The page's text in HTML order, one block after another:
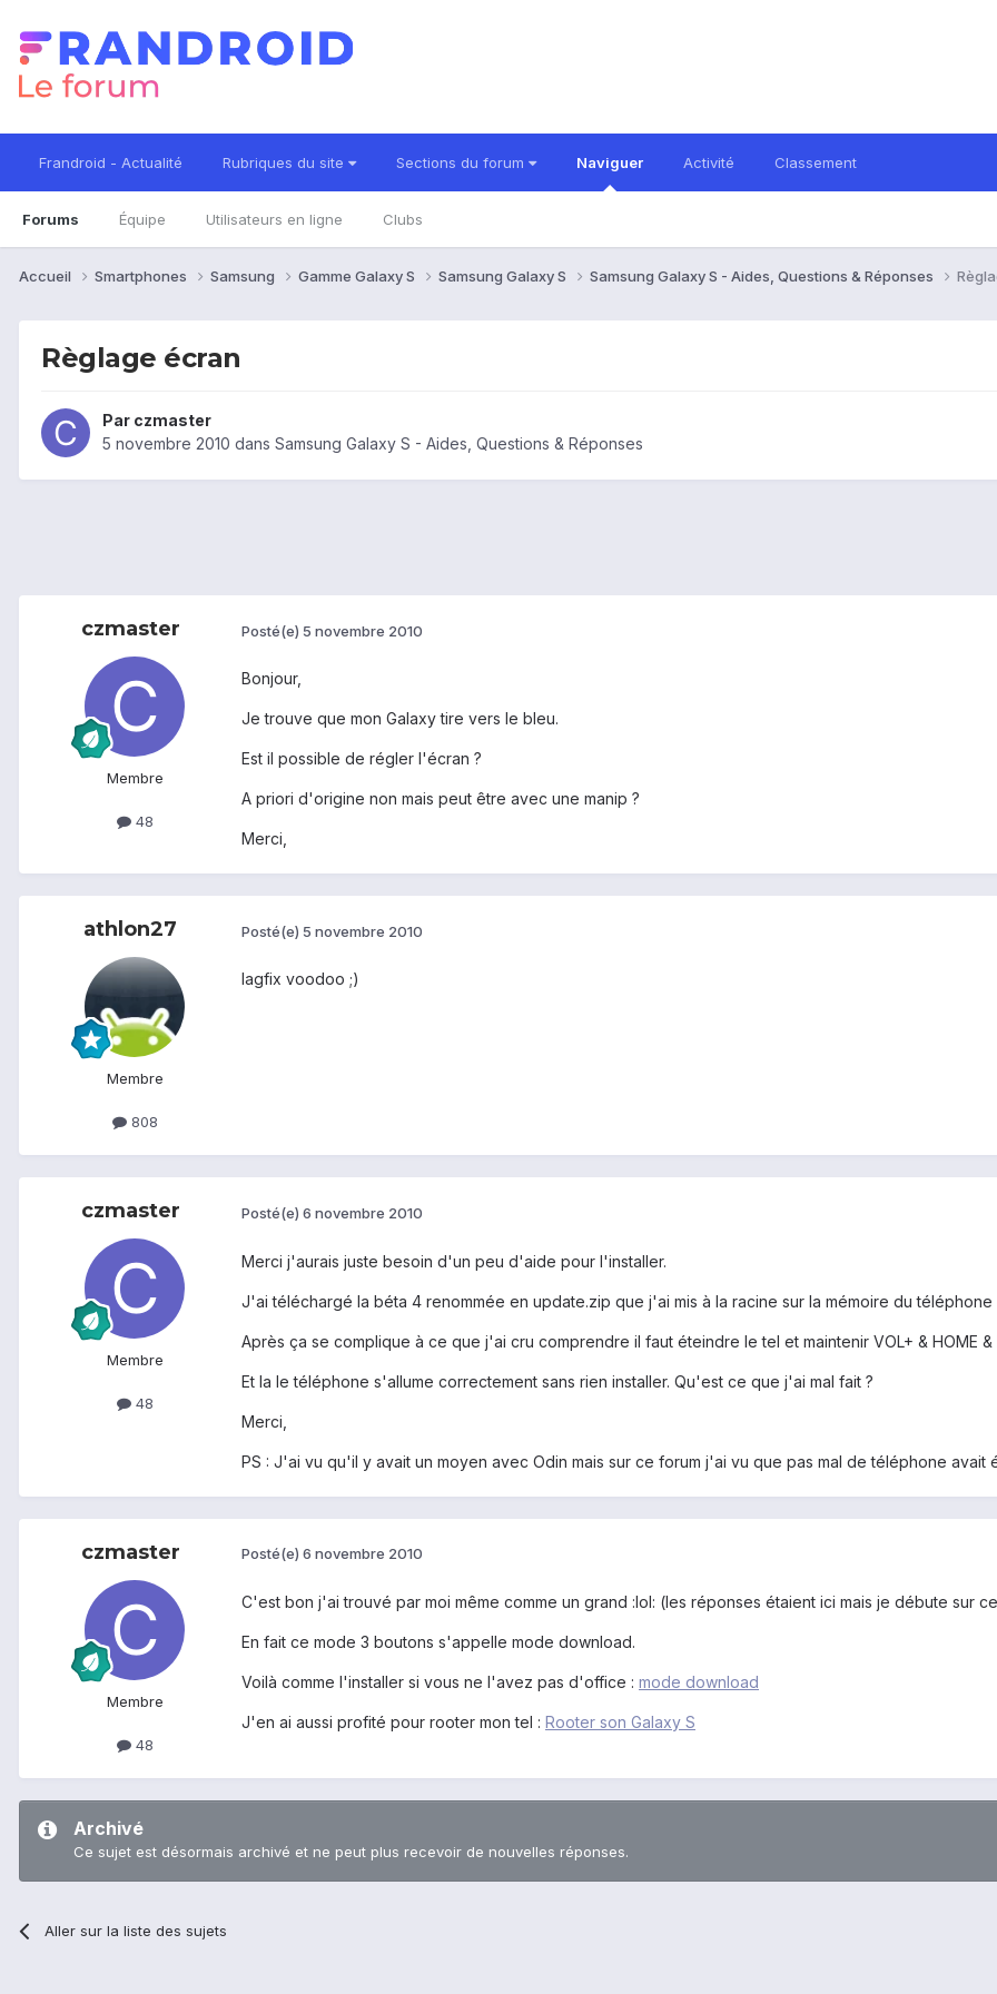
Frandroid - Actualité Rubriques du site Sections du forum Naviguer
Forums Équipe Utilisateurs en ligne Clubs
Activité Classement
Accueil Smartphones Samsung Gamme Galaxy S Samsung Galaxy S Samsung Galaxy S - Aides, Questions & Réponses
Règlage écran
Par czmaster
5 novembre 2010 dans Samsung Galaxy S - Aides, Questions & Réponses
czmaster
Membre
48
Posté(e) 5 novembre 2010
Bonjour,
Je trouve que mon Galaxy tire vers le bleu.
Est il possible de régler l'écran ?
A priori d'origine non mais peut être avec une manip ?
Merci,
athlon27
Membre
808
Posté(e) 5 novembre 2010
lagfix voodoo ;)
czmaster
Membre
48
Posté(e) 6 novembre 2010
Merci j'aurais juste besoin d'un peu d'aide pour l'installer.
J'ai téléchargé la béta 4 renommée en update.zip que j'ai mis à la racine sur la mémoire du
Après ça se complique à ce que j'ai cru comprendre il faut éteindre le tel et maintenir VOL+ & HOME &
Et la le téléphone s'allume correctement sans rien installer. Qu'est ce que j'ai mal fait ?
Merci,
PS : J'ai vu qu'il y avait un moyen avec Odin mais sur ce forum j'ai vu que pas mal de téléphone
czmaster
Membre
48
Posté(e) 6 novembre 2010
C'est bon j'ai trouvé par moi même comme un grand :lol: (les réponses étaient ici mais je débute sur
En fait ce mode 3 boutons s'appelle mode download.
Voilà comme l'installer si vous ne l'avez pas d'office : mode download
J'en ai aussi profité pour rooter mon tel : Rooter son Galaxy S
Archivé
Ce sujet est désormais archivé et ne peut plus recevoir de nouvelles réponses.
Aller sur la liste des sujets